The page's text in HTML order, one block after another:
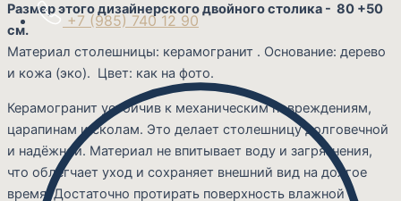
+7 (985) 740 12 90
Размер этого дизайнерского двойного столика - 80 +50
см.
Материал столешницы: керамогранит . Основание: дерево
и кожа (эко). Цвет: как на фото.
Керамогранит устойчив к механическим повреждениям,
царапинам и сколам. Это делает столешницу долговечной
и надёжной. Материал не впитывает воду и загрязнения,
что облегчает уход и сохраняет внешний вид на долгое
время. Достаточно протирать поверхность влажной